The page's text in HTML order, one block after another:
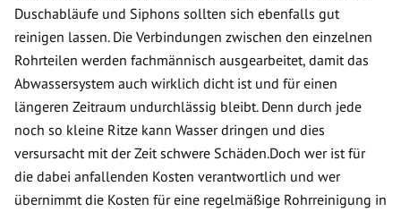
Duschabläufe und Siphons sollten sich ebenfalls gut
reinigen lassen. Die Verbindungen zwischen den einzelnen
Rohrteilen werden fachmännisch ausgearbeitet, damit das
Abwassersystem auch wirklich dicht ist und für einen
längeren Zeitraum undurchlässig bleibt. Denn durch jede
noch so kleine Ritze kann Wasser dringen und dies
versursacht mit der Zeit schwere Schäden.Doch wer ist für
die dabei anfallenden Kosten verantwortlich und wer
übernimmt die Kosten für eine regelmäßige Rohrreinigung in